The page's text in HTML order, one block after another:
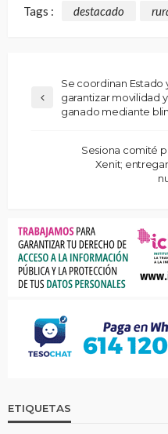
Tags : destacado
Se coordinan Estado
garantizar movilidad
ganado mediante
Sesiona comité
Xenit;
ETIQUETAS